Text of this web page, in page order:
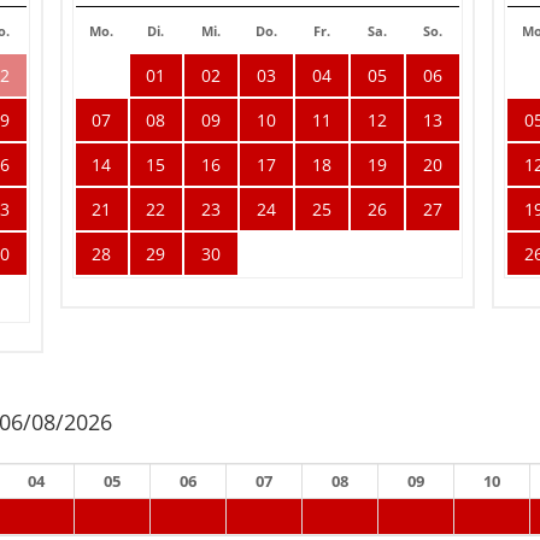
Mo. Di. Mi. Do. Fr. Sa. So.
01 02 03 04 05
06
07
08 09 10 11 12
13
14
15 16 17 18 19
20
21
22 23 24 25 26
27
28
29 30
08/2026
04 05 06 07 08 09 10